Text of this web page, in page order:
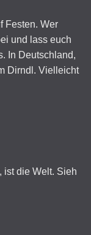
Festen. Wer
und lass euch
In Deutschland,
Dirndl. Vielleicht
ist die Welt. Sieh